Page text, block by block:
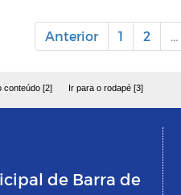
Anterior 1 2 ...
conteúdo [2] Ir para o rodapé [3]
de Barra de